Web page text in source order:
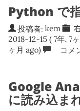
Python で
投稿者: kem
2018-12-15 ( 7年, 7
ヶ月 ago)
コメ
Google
に読み込ま